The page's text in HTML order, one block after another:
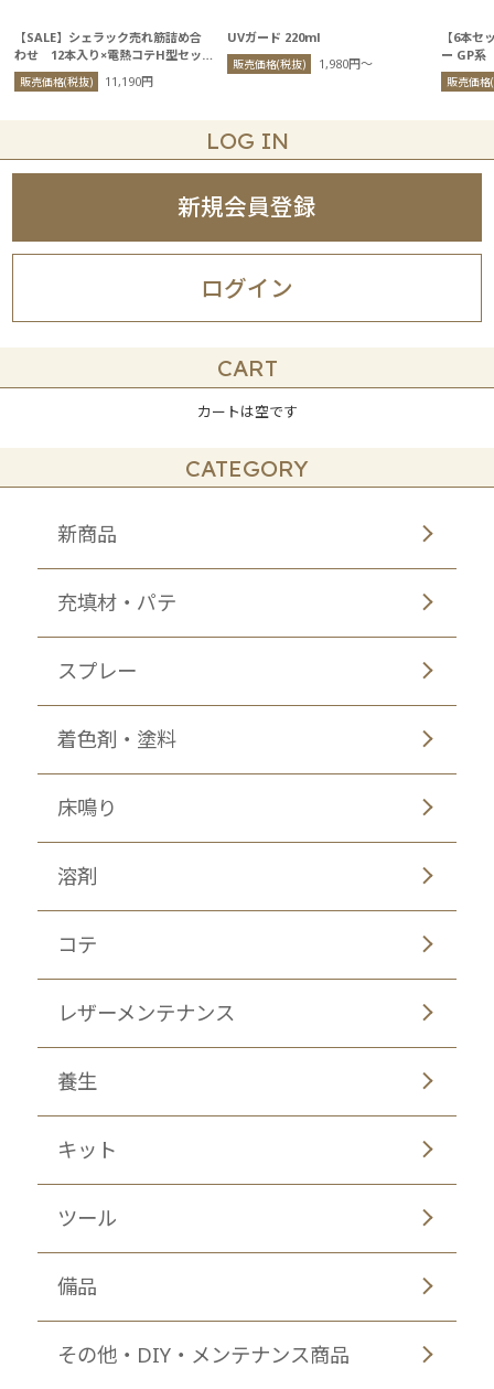
【SALE】シェラック売れ筋詰め合
わせ 12本入り×電熱コテH型セッ
ト
販売価格(税抜) 11,190円
UVガード 220ml
販売価格(税抜) 1,980円〜
【6本セ
ー GP系
販売価格
LOG IN
ログイン
新規会員登録
CART
カートは空です
CATEGORY
新商品
充填材・パテ
スプレー
着色剤・塗料
床鳴り
溶剤
コテ
レザーメンテナンス
養生
キット
ツール
備品
その他・DIY・メンテナンス商品